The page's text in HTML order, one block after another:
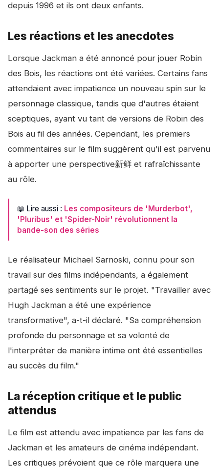
depuis 1996 et ils ont deux enfants.
Les réactions et les anecdotes
Lorsque Jackman a été annoncé pour jouer Robin
des Bois, les réactions ont été variées. Certains fans
attendaient avec impatience un nouveau spin sur le
personnage classique, tandis que d'autres étaient
sceptiques, ayant vu tant de versions de Robin des
Bois au fil des années. Cependant, les premiers
commentaires sur le film suggèrent qu'il est parvenu
à apporter une perspective新鲜 et rafraîchissante
au rôle.
📖 Lire aussi : Les compositeurs de 'Murderbot',
'Pluribus' et 'Spider-Noir' révolutionnent la
bande-son des séries
Le réalisateur Michael Sarnoski, connu pour son
travail sur des films indépendants, a également
partagé ses sentiments sur le projet. "Travailler avec
Hugh Jackman a été une expérience
transformative", a-t-il déclaré. "Sa compréhension
profonde du personnage et sa volonté de
l'interpréter de manière intime ont été essentielles
au succès du film."
La réception critique et le public
attendus
Le film est attendu avec impatience par les fans de
Jackman et les amateurs de cinéma indépendant.
Les critiques prévoient que ce rôle marquera une